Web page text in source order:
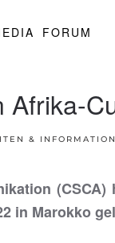
FORUM
&
in Marokko